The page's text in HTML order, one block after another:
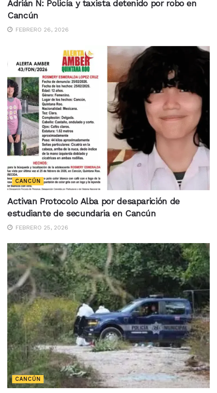
Adrián N: Policía y taxista detenido por robo en
Cancún
FEBRERO 26, 2026
CANCÚN
Activan Protocolo Alba por desaparición de
estudiante de secundaria en Cancún
FEBRERO 25, 2026
CANCÚN